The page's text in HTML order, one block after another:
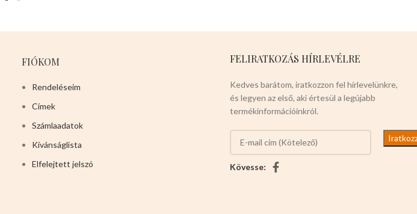
FIÓKOM
Rendeléseim
Címek
Számlaadatok
Kívánságlista
Elfelejtett jelszó
FELIRATKOZÁS HÍRLEVÉLRE
Kedves barátom, iratkozzon fel hírlevelünkre,
és legyen az első, aki értesül a legújabb
termékinformációinkról.
Kövesse: